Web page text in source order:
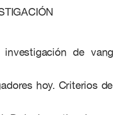
de
hoy. Criterios